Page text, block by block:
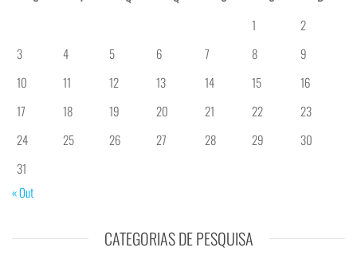
1
2
3
4 5 6 7 8
9
10
11 12 13 14 15
16
17
18 19 20 21 22
23
24
25 26 27 28 29
30
31
« Out
CATEGORIAS DE PESQUISA